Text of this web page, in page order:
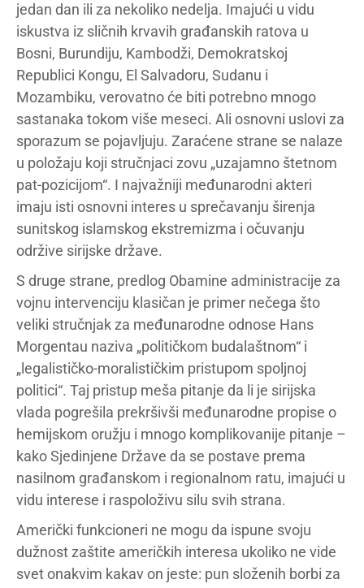
jedan dan ili za nekoliko nedelja. Imajući u vidu
iskustva iz sličnih krvavih građanskih ratova u
Bosni, Burundiju, Kambodži, Demokratskoj
Republici Kongu, El Salvadoru, Sudanu i
Mozambiku, verovatno će biti potrebno mnogo
sastanaka tokom više meseci. Ali osnovni uslovi za
sporazum se pojavljuju. Zaraćene strane se nalaze
u položaju koji stručnjaci zovu „uzajamno štetnom
pat-pozicijom“. I najvažniji međunarodni akteri
imaju isti osnovni interes u sprečavanju širenja
sunitskog islamskog ekstremizma i očuvanju
održive sirijske države.
S druge strane, predlog Obamine administracije za
vojnu intervenciju klasičan je primer nečega što
veliki stručnjak za međunarodne odnose Hans
Morgentau naziva „političkom budalaštnom“ i
„legalističko-moralističkim pristupom spoljnoj
politici“. Taj pristup meša pitanje da li je sirijska
vlada pogrešila prekršivši međunarodne propise o
hemijskom oružju i mnogo komplikovanije pitanje –
kako Sjedinjene Države da se postave prema
nasilnom građanskom i regionalnom ratu, imajući u
vidu interese i raspoloživu silu svih strana.
Američki funkcioneri ne mogu da ispune svoju
dužnost zaštite američkih interesa ukoliko ne vide
svet onakvim kakav on jeste: pun složenih borbi za